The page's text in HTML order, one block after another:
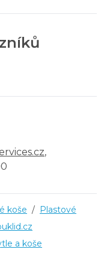
,
koše / Plastové
a koše